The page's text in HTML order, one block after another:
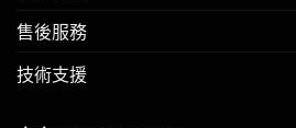
售後服務
技術支援